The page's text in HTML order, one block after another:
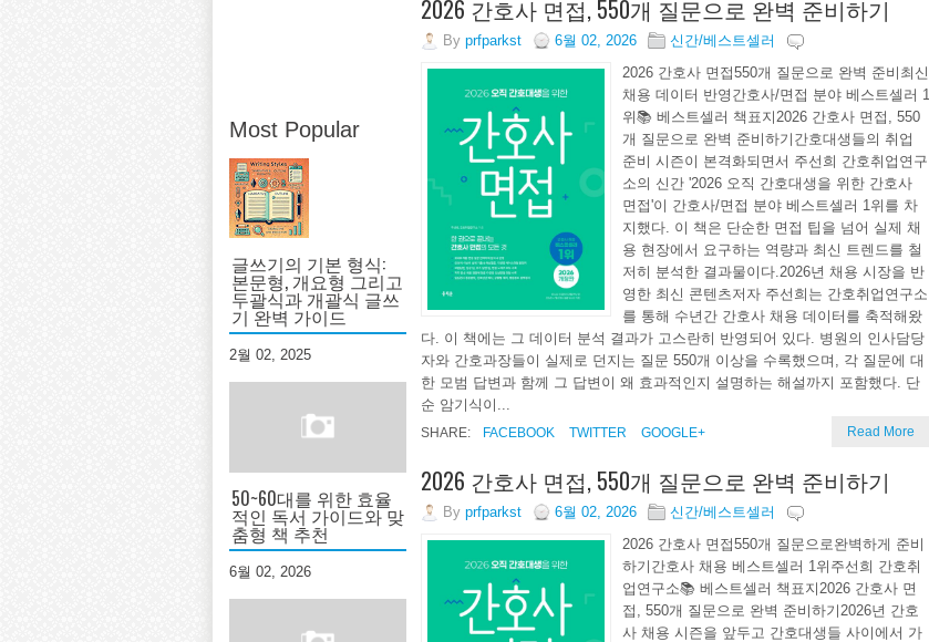
Most Popular
글쓰기의 기본 형식:
본문형, 개요형 그리고
두괄식과 개괄식 글쓰
기 완벽 가이드
2월 02, 2025
50~60대를 위한 효율
적인 독서 가이드와 맞
춤형 책 추천
6월 02, 2026
2026 간호사 면접, 550개 질문으로 완벽 준비하기
By prfparkst 6월 02, 2026
신간/베스트셀러
2026 간호사 면접550개 질문으로 완벽 준비최신
채용 데이터 반영간호사/면접 분야 베스트셀러 1
위📚 베스트셀러 책표지2026 간호사 면접, 550
개 질문으로 완벽 준비하기간호대생들의 취업
준비 시즌이 본격화되면서 주선희 간호취업연구
소의 신간 '2026 오직 간호대생을 위한 간호사
면접'이 간호사/면접 분야 베스트셀러 1위를 차
지했다. 이 책은 단순한 면접 팁을 넘어 실제 채
용 현장에서 요구하는 역량과 최신 트렌드를 철
저히 분석한 결과물이다.2026년 채용 시장을 반
영한 최신 콘텐츠저자 주선희는 간호취업연구소
를 통해 수년간 간호사 채용 데이터를 축적해왔
다. 이 책에는 그 데이터 분석 결과가 고스란히 반영되어 있다. 병원의 인사담당
자와 간호과장들이 실제로 던지는 질문 550개 이상을 수록했으며, 각 질문에 대
한 모범 답변과 함께 그 답변이 왜 효과적인지 설명하는 해설까지 포함했다. 단
순 암기식이...
SHARE: FACEBOOK TWITTER GOOGLE+ Read More
2026 간호사 면접, 550개 질문으로 완벽 준비하기
By prfparkst 6월 02, 2026
신간/베스트셀러
2026 간호사 면접550개 질문으로완벽하게 준비
하기간호사 채용 베스트셀러 1위주선희 간호취
업연구소📚 베스트셀러 책표지2026 간호사 면
접, 550개 질문으로 완벽 준비하기2026년 간호
사 채용 시즌을 앞두고 간호대생들 사이에서 가